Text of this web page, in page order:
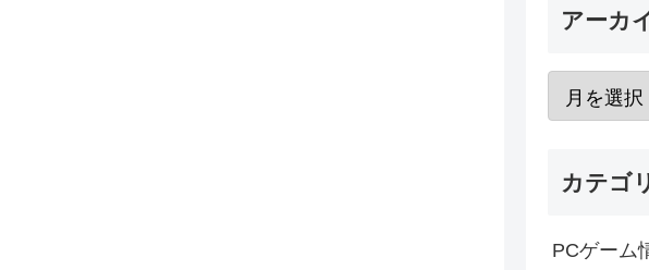
アーカ
カテゴ
PCゲーム